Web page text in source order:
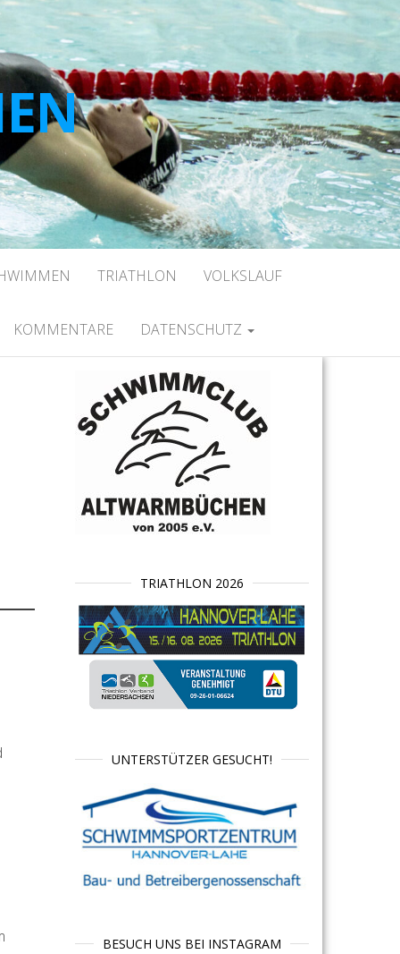
TRIATHLON VOLKSLAUF
KOMMENTARE DATENSCHUTZ
TRIATHLON 2026
UNTERSTÜTZER GESUCHT!
BESUCH UNS BEI INSTAGRAM